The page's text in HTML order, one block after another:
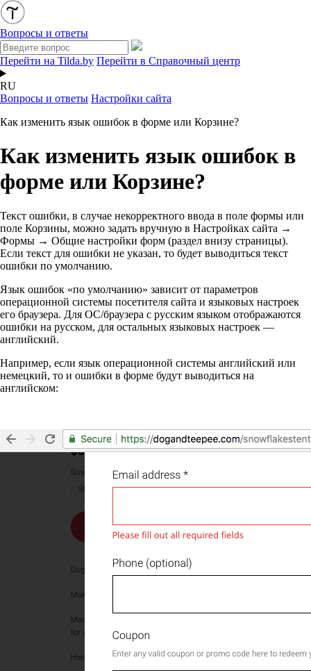
Вопросы и ответы
Перейти на Tilda.by Перейти в Справочный центр
RU
Вопросы и ответы Настройки сайта
Как изменить язык ошибок в форме или Корзине?
Как изменить язык ошибок в
форме или Корзине?
Текст ошибки, в случае некорректного ввода в поле формы или
поле Корзины, можно задать вручную в Настройках сайта →
Формы → Общие настройки форм (раздел внизу страницы).
Если текст для ошибки не указан, то будет выводиться текст
ошибки по умолчанию.
Язык ошибок «по умолчанию» зависит от параметров
операционной системы посетителя сайта и языковых настроек
его браузера. Для ОС/браузера с русским языком отображаются
ошибки на русском, для остальных языковых настроек —
английский.
Например, если язык операционной системы английский или
немецкий, то и ошибки в форме будут выводиться на
английском: